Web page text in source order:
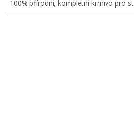
100% přírodní, kompletní krmivo pro